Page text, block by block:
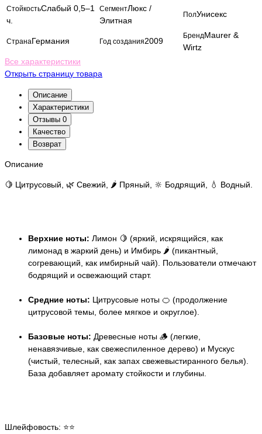
СтойкостьСлабый 0,5–1
ч.
СегментЛюкс /
Элитная
ПолУнисекс
СтранаГермания Год создания2009
БрендMaurer &
Wirtz
Все характеристики
Открыть страницу товара
Описание
Характеристики
Отзывы 0
Качество
Возврат
Описание
🍋 Цитрусовый, 🌿 Свежий, 🌶️ Пряный, 🔆 Бодрящий, 💧 Водный.
Верхние ноты: Лимон 🍋 (яркий, искрящийся, как
лимонад в жаркий день) и Имбирь 🌶️ (пикантный,
согревающий, как имбирный чай). Пользователи отмечают
бодрящий и освежающий старт.
Средние ноты: Цитрусовые ноты 🍊 (продолжение
цитрусовой темы, более мягкое и округлое).
Базовые ноты: Древесные ноты 🪵 (легкие,
ненавязчивые, как свежеспиленное дерево) и Мускус
(чистый, телесный, как запах свежевыстиранного белья).
База добавляет аромату стойкости и глубины.
Шлейфовость: ⭐⭐